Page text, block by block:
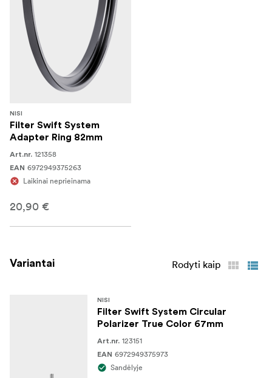
NISI
Filter Swift System
Adapter Ring 82mm
Art.nr. 121358
EAN 6972949375263
Laikinai neprieinama
20,90 €
Variantai Rodyti kaip
NISI
Filter Swift System Circular
Polarizer True Color 67mm
Art.nr. 123151
EAN 6972949375973
Sandėlyje